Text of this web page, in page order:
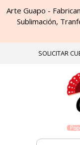
Arte Guapo -
Sublimación,
SOLICITAR